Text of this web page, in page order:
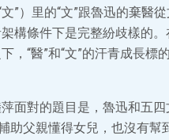
”）里的“文”跟魯迅的棄醫從
構條件下是完整紛歧樣的
，“醫”和“文”的汗青成長標
面對的題目是，魯迅和五四
助父親懂得女兒，也沒有幫